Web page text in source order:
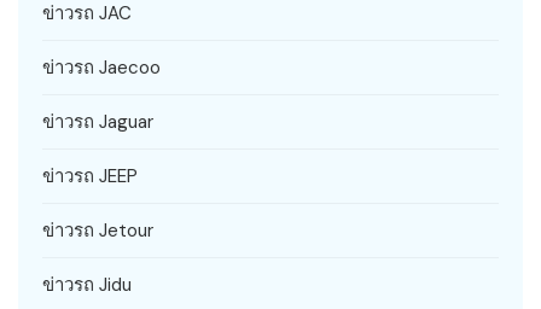
ข่าวรถ JAC
ข่าวรถ Jaecoo
ข่าวรถ Jaguar
ข่าวรถ JEEP
ข่าวรถ Jetour
ข่าวรถ Jidu